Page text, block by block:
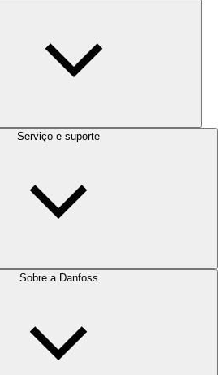
Serviço e suporte
Sobre a Danfoss